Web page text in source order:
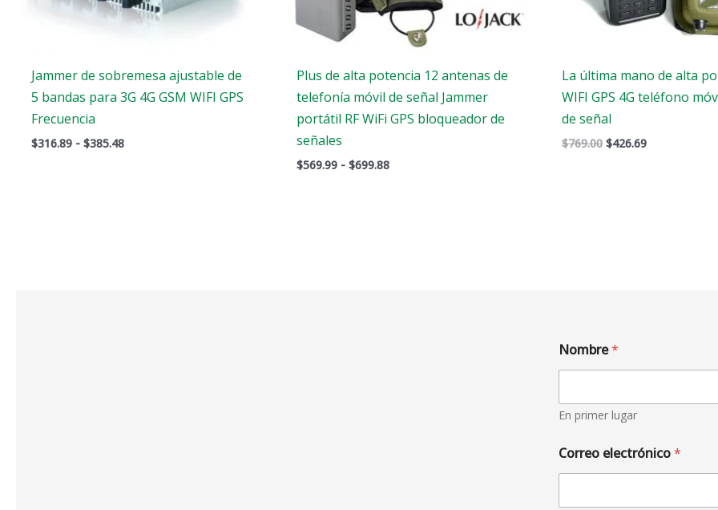
Jammer de sobremesa ajustable de
5 bandas para 3G 4G GSM WIFI GPS
Frecuencia
$316.89 - $385.48
Plus de alta potencia 12 antenas de
telefonía móvil de señal Jammer
portátil RF WiFi GPS bloqueador de
señales
$569.99 - $699.88
La última mano de alta
WIFI GPS 4G teléfono
de señal
$769.00 $426.69
Nombre*
En primer lugar
Correo electrónico*